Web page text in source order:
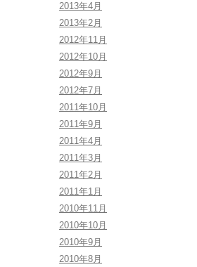
2013年4月
2013年2月
2012年11月
2012年10月
2012年9月
2012年7月
2011年10月
2011年9月
2011年4月
2011年3月
2011年2月
2011年1月
2010年11月
2010年10月
2010年9月
2010年8月